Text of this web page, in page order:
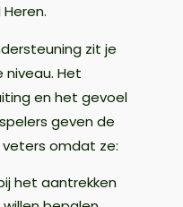
zit je
Het
en het gevoel
geven de
omdat ze:
het aantrekken